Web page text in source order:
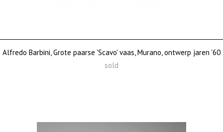
Alfredo Barbini, Grote paarse 'Scavo' vaas, Murano, ontwerp jaren '60
sold